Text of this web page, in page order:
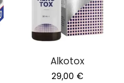
Alkotox
Original
29,00 €